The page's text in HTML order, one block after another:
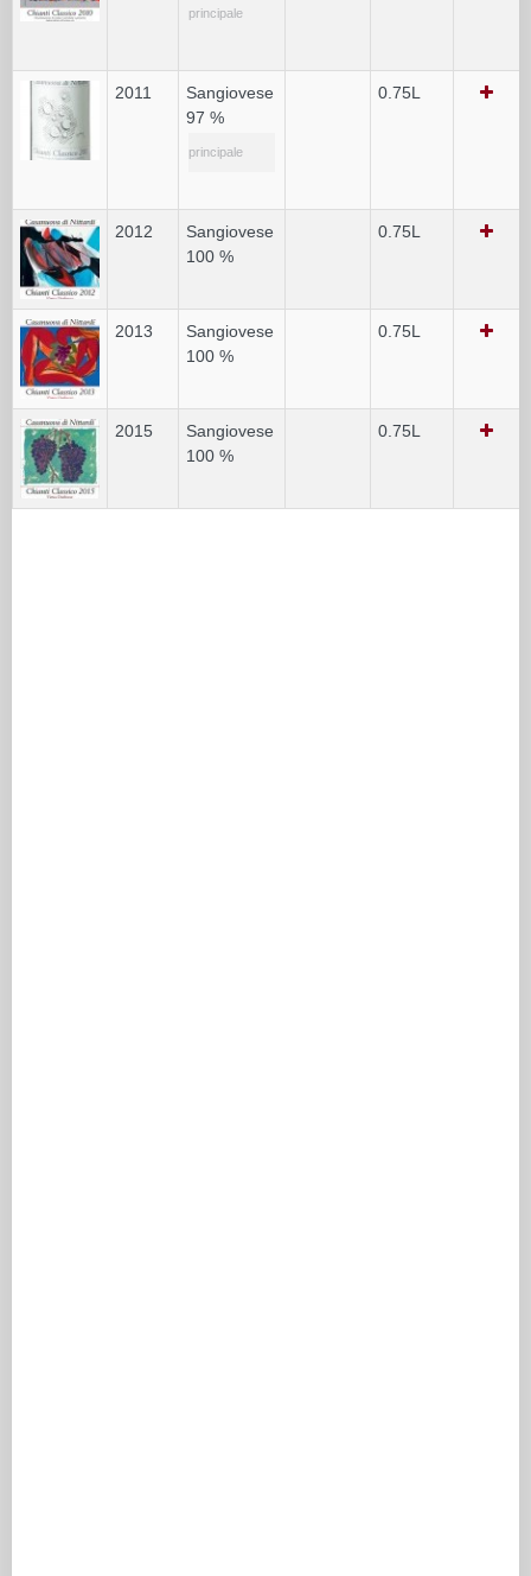
principale
2011
Sangiovese
97 %
principale
0.75L
2012
Sangiovese
100 %
0.75L
2013
Sangiovese
100 %
0.75L
2015
Sangiovese
100 %
0.75L